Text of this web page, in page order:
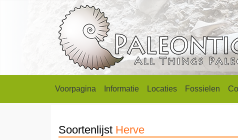
Voorpagina Informatie Locaties Fossielen
Soortenlijst Herve